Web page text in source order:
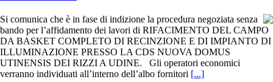
Si comunica che è in fase di indizione la procedura negoziata senza
bando per l’affidamento dei lavori di RIFACIMENTO DEL CAMPO
DA BASKET COMPLETO DI RECINZIONE E DI IMPIANTO DI
ILLUMINAZIONE PRESSO LA CDS NUOVA DOMUS
UTINENSIS DEI RIZZI A UDINE. Gli operatori economici
verranno individuati all’interno dell’albo fornitori [...]